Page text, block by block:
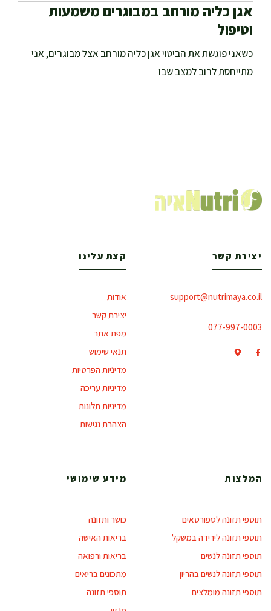
אגן כליה מורחב במבוגרים משמעות
וטיפול
כשאני פוגשת את הביטוי אגן כליה מורחב אצל מבוגרים, אני
מתייחסת לרוב למצב שבו
יצירת קשר
support@nutrimaya.co.il
077-997-0003
קצת עלינו
אודות
יצירת קשר
מפת אתר
תנאי שימוש
מדיניות הפרטיות
מדיניות עריכה
מדיניות תלונות
הצהרת נגישות
המלצות
תוספי תזונה לספורטאים
תוספי תזונה לירידה במשקל
תוספי תזונה לנשים
תוספי תזונה לנשים בהריון
תוספי תזונה מומלצים
מידע שימושי
כושר ותזונה
בריאות האישה
בריאות ורפואה
מתכונים בריאים
תוספי תזונה